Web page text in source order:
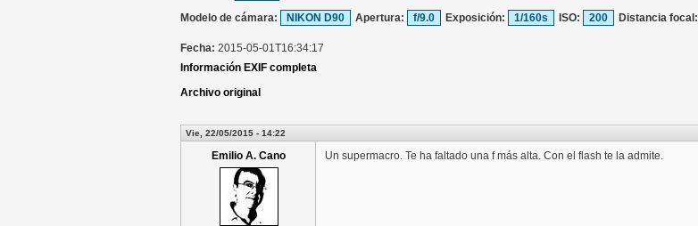
Modelo de cámara:
NIKON D90 Apertura: f/9.0 Exposición: 1/160s ISO: 200 Distancia focal:
Fecha: 2015-05-01T16:34:17
Información EXIF completa
Archivo original
Vie, 22/05/2015 - 14:22
Emilio A. Cano
Un supermacro. Te ha faltado una f más alta. Con el flash te la admite.